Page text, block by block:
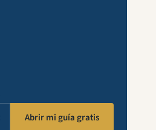
Abrir mi guía gratis